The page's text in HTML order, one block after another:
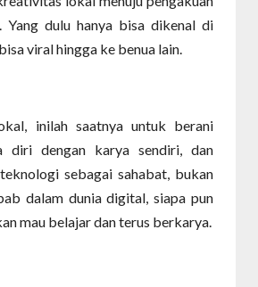
Yang dulu hanya bisa dikenal di
viral hingga ke benua lain.
inilah saatnya untuk berani
diri dengan karya sendiri, dan
sebagai sahabat, bukan
dalam dunia digital, siapa pun
mau belajar dan terus berkarya.